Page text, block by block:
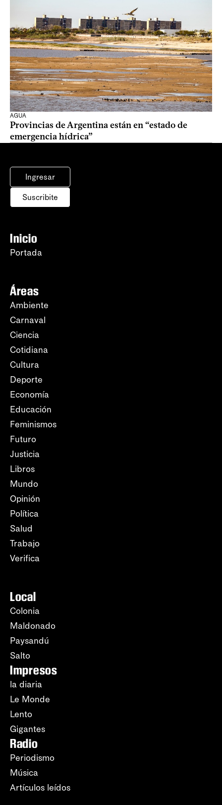
AGUA
Provincias de Argentina están en “estado de
emergencia hídrica”
Ingresar
Suscribite
Inicio
Portada
Áreas
Ambiente
Carnaval
Ciencia
Cotidiana
Cultura
Deporte
Economía
Educación
Feminismos
Futuro
Justicia
Libros
Mundo
Opinión
Política
Salud
Trabajo
Verifica
Local
Colonia
Maldonado
Paysandú
Salto
Impresos
la diaria
Le Monde
Lento
Gigantes
Radio
Periodismo
Música
Artículos leídos